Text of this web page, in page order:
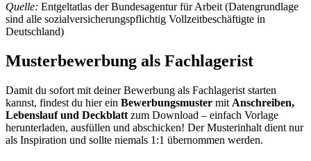
Quelle: Entgeltatlas der Bundesagentur für Arbeit (Datengrundlage
sind alle sozialversicherungspflichtig Vollzeitbeschäftigte in
Deutschland)
Musterbewerbung als Fachlagerist
Damit du sofort mit deiner Bewerbung als Fachlagerist starten
kannst, findest du hier ein Bewerbungsmuster mit Anschreiben,
Lebenslauf und Deckblatt zum Download – einfach Vorlage
herunterladen, ausfüllen und abschicken! Der Musterinhalt dient nur
als Inspiration und sollte niemals 1:1 übernommen werden.